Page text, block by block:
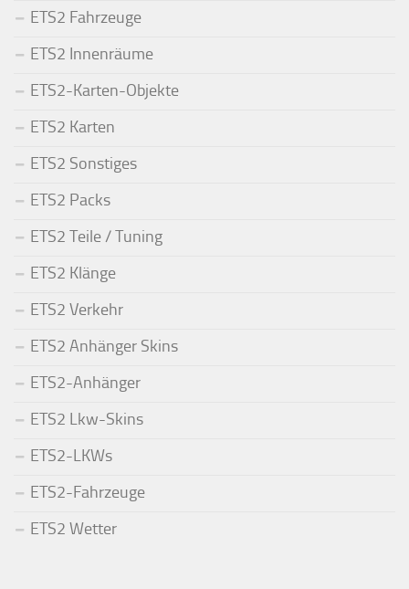
ETS2 Fahrzeuge
ETS2 Innenräume
ETS2-Karten-Objekte
ETS2 Karten
ETS2 Sonstiges
ETS2 Packs
ETS2 Teile / Tuning
ETS2 Klänge
ETS2 Verkehr
ETS2 Anhänger Skins
ETS2-Anhänger
ETS2 Lkw-Skins
ETS2-LKWs
ETS2-Fahrzeuge
ETS2 Wetter